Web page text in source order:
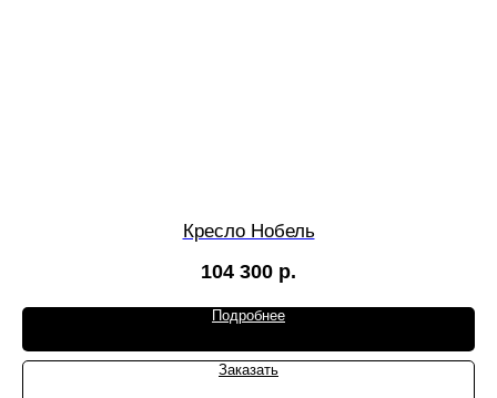
Кресло Нобель
104 300 р.
Подробнее
Заказать